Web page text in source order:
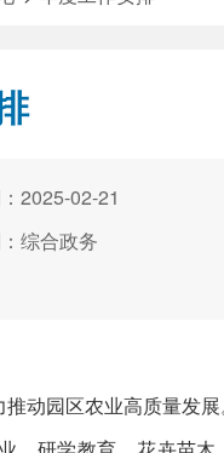
2025-02-21
综合政务
动园区农业高质量发展